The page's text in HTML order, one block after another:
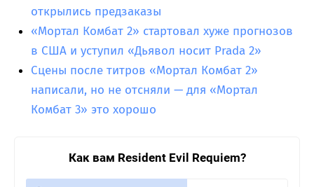
открылись предзаказы
«Мортал Комбат 2» стартовал хуже прогнозов
в США и уступил «Дьявол носит Prada 2»
Сцены после титров «Мортал Комбат 2»
написали, но не отсняли — для «Мортал
Комбат 3» это хорошо
Как вам Resident Evil Requiem?